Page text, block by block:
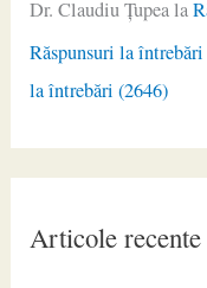
Dr. Claudiu Ţupeala
Răspunsuri la
la întrebări (2646)
Articole recente